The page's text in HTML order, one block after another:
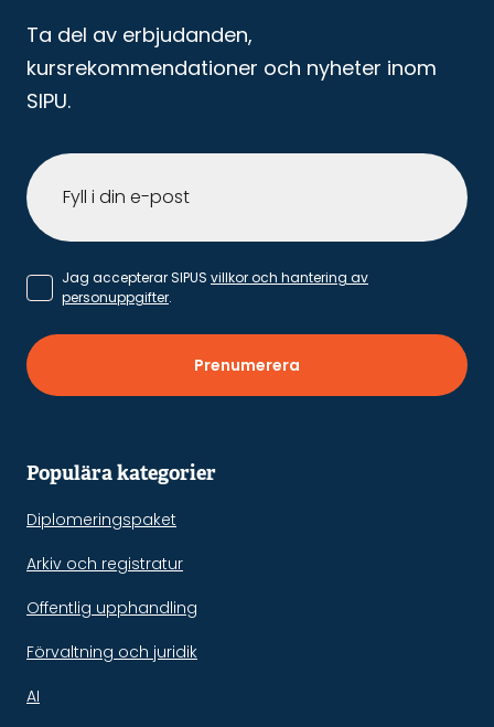
Ta del av erbjudanden,
kursrekommendationer och nyheter inom
SIPU.
Jag accepterar SIPUS villkor och hantering av
personuppgifter.
Prenumerera
Populära kategorier
Diplomeringspaket
Arkiv och registratur
Offentlig upphandling
Förvaltning och juridik
AI